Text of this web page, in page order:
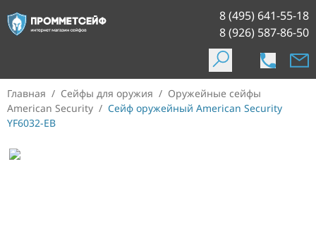
8 (495) 641-55-18
8 (926) 587-86-50
Главная / Сейфы для оружия / Оружейные сейфы
American Security / Сейф оружейный American Security
YF6032-EB